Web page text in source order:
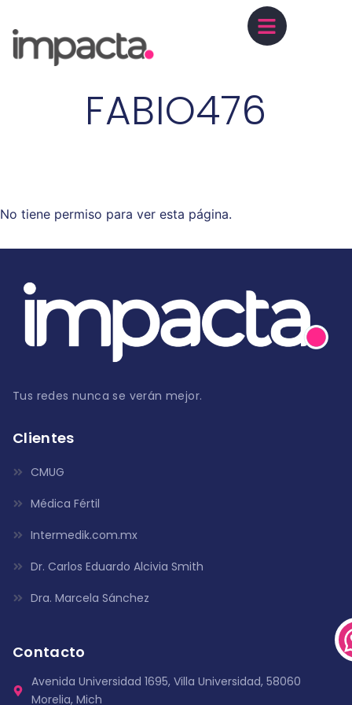
FABIO476
No tiene permiso para ver esta página.
Tus redes nunca se verán mejor.
Clientes
CMUG
Médica Fértil
Intermedik.com.mx
Dr. Carlos Eduardo Alcivia Smith
Dra. Marcela Sánchez
Contacto
Avenida Universidad 1695, Villa Universidad, 58060
Morelia, Mich